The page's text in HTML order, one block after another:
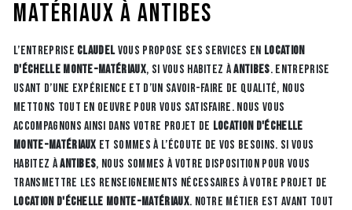
matériaux à Antibes
L’entreprise CLAUDELvous propose ses services en location
d'échelle monte-matériaux, si vous habitez àAntibes. Entreprise
usant d’une expérience et d’un savoir-faire de qualité, nous
mettons tout en oeuvre pour vous satisfaire. Nous vous
accompagnons ainsi dans votre projet de location d'échelle
monte-matériaux et sommes à l’écoute de vos besoins. Si vous
habitez àAntibes, nous sommes à votre disposition pour vous
transmettre les renseignements nécessaires à votre projet de
location d'échelle monte-matériaux. Notre métier est avant tout